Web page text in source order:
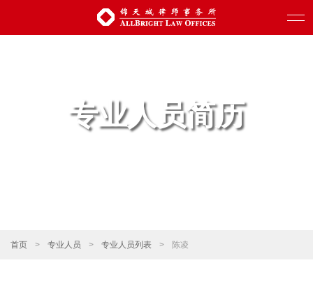
专业人员简历
首页 > 专业人员 > 专业人员列表 > 陈凌